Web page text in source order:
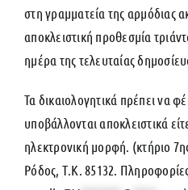
στη γραμματεία της αρμόδιας
αποκλειστική προθεσμία
ημέρα της τελευταίας
Τα δικαιολογητικά πρέπει να
υποβάλλονται αποκλειστικά
ηλεκτρονική μορφή. (κτήριο 7
Ρόδος, Τ.Κ. 85132.